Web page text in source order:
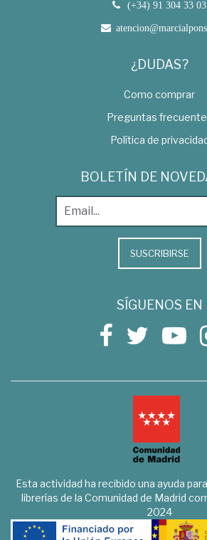
(+34) 91 304 33 03
¿DUDAS?
Como comprar
Preguntas
Política de
BOLETÍN DE
SUSCRIBIRSE
SÍGUENOS EN
Esta actividad ha recibido una ayuda
librerías de la Comunidad de Madrid
2024